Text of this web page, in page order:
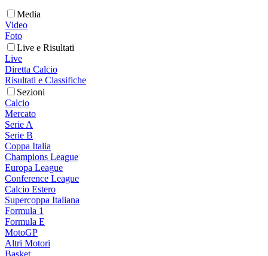
Media
Video
Foto
Live e Risultati
Live
Diretta Calcio
Risultati e Classifiche
Sezioni
Calcio
Mercato
Serie A
Serie B
Coppa Italia
Champions League
Europa League
Conference League
Calcio Estero
Supercoppa Italiana
Formula 1
Formula E
MotoGP
Altri Motori
Basket